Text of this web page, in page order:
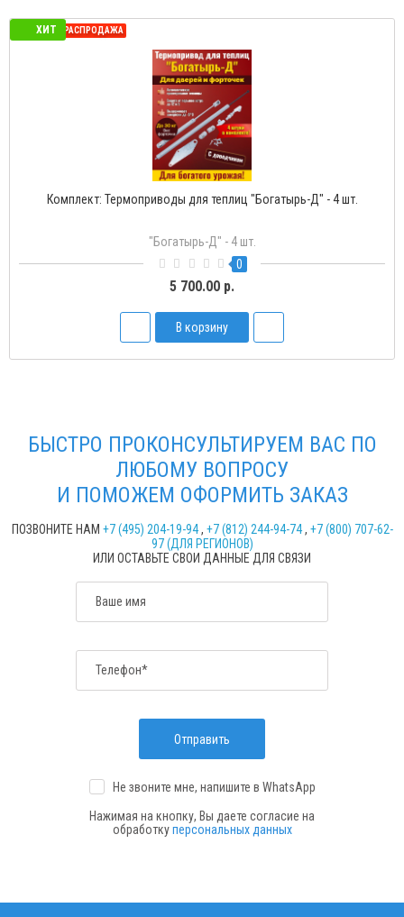
ХИТ
СЕЗОННАЯ РАСПРОДАЖА
Комплект: Термоприводы для теплиц "Богатырь-Д" - 4 шт.
"Богатырь-Д" - 4 шт.
0
5 700.00 р.
В корзину
БЫСТРО ПРОКОНСУЛЬТИРУЕМ ВАС ПО
ЛЮБОМУ ВОПРОСУ
И ПОМОЖЕМ ОФОРМИТЬ ЗАКАЗ
ПОЗВОНИТЕ НАМ +7 (495) 204-19-94, +7 (812) 244-94-74, +7 (800) 707-62-
97 (ДЛЯ РЕГИОНОВ)
ИЛИ ОСТАВЬТЕ СВОИ ДАННЫЕ ДЛЯ СВЯЗИ
Ваше имя
Телефон*
Отправить
Не звоните мне, напишите в WhatsApp
Нажимая на кнопку, Вы даете согласие на
обработкуперсональных данных